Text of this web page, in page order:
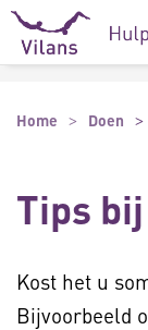
Naar
Naar footer
Home Doen
Tips
Kost het u
Bijvoorbeeld